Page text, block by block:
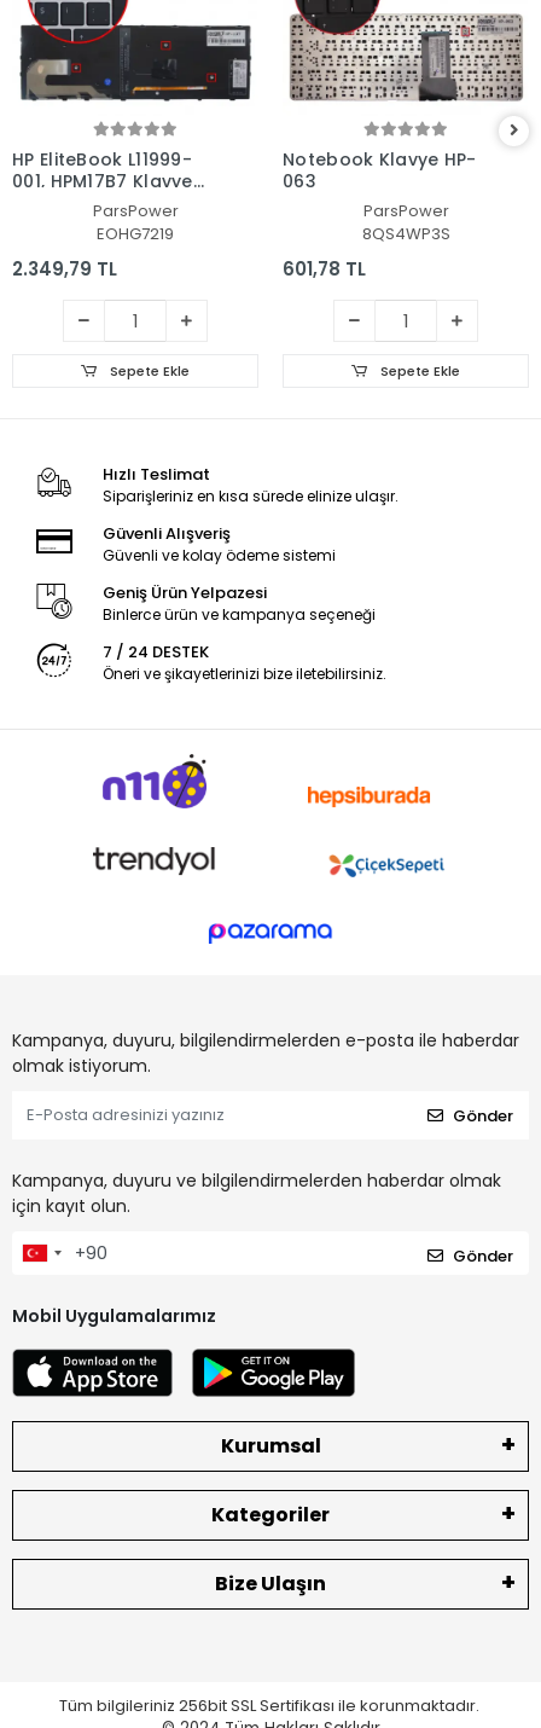
HP EliteBook L11999-
001, HPM17B7 Klavye
Işıklı (Siyah TR)
ParsPower
EOHG7219
2.349,79 TL
Sepete Ekle
Notebook Klavye HP-
063
ParsPower
8QS4WP3S
601,78 TL
Sepete Ekle
Hızlı Teslimat
Siparişleriniz en kısa sürede elinize ulaşır.
Güvenli Alışveriş
Güvenli ve kolay ödeme sistemi
Geniş Ürün Yelpazesi
Binlerce ürün ve kampanya seçeneği
7 / 24 DESTEK
Öneri ve şikayetlerinizi bize iletebilirsiniz.
Kampanya, duyuru, bilgilendirmelerden e-posta ile haberdar
olmak istiyorum.
Gönder
Kampanya, duyuru ve bilgilendirmelerden haberdar olmak
için kayıt olun.
Gönder
Mobil Uygulamalarımız
Kurumsal
Kategoriler
Bize Ulaşın
Tüm bilgileriniz 256bit SSL Sertifikası ile korunmaktadır.